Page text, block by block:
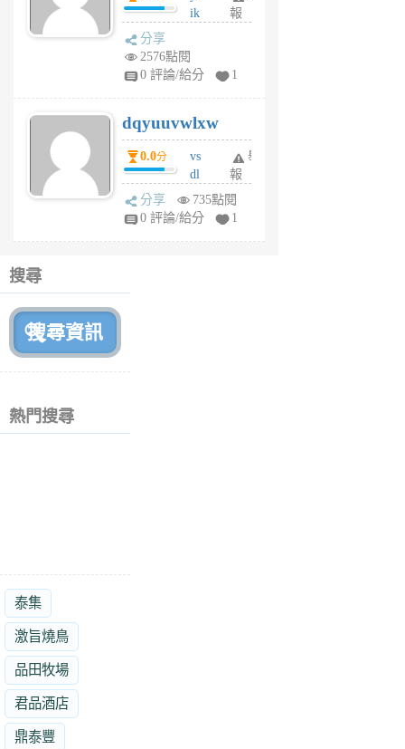
ik
tu
6
個
月
前
報
分享
2576點閱
0 評論/給分
1
dqyuuvwlxw
0.0分
vs
dl
sq
fy
舉
報
分享
735點閱
0 評論/給分
1
搜尋
熱門搜尋
泰集
激旨燒鳥
品田牧場
君品酒店
鼎泰豐